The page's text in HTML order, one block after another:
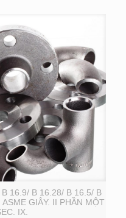
16.9/ B 16.28/ B 16.5/ B
GIÂY. II PHẦN MỘT
IX.